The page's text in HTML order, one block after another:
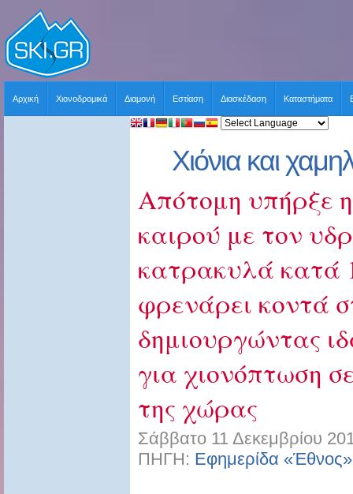
Αρχική Χιονοδρομικά Διαμονή Εστίαση Διασκέδαση Καταστήματα
Χιόνια και
Απότομη υπήρξε
καιρού με τον
κατρακυλά κατά
φρενάρει κοντά
δημιουργώντας
για χιονόπτωση
της χώρας
Σάββατο 11 Δεκεμβρίου
ΠΗΓΗ: Εφημερίδα «Έθνος»